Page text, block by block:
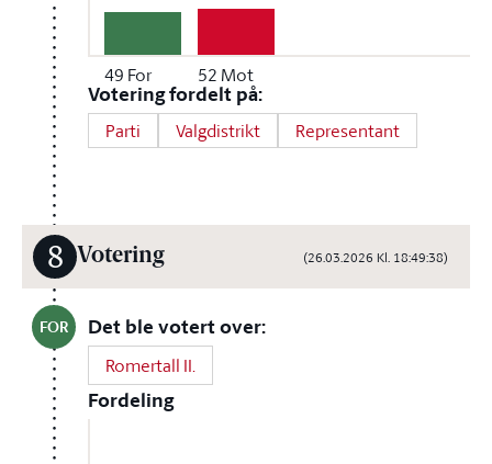
49 For 52 Mot
Votering fordelt på:
Parti Valgdistrikt Representant
8 Votering (26.03.2026 Kl. 18:49:38)
FOR Det ble votert over:
Romertall II.
Fordeling